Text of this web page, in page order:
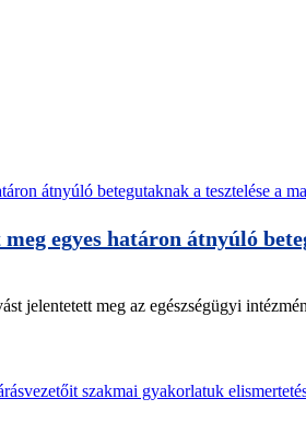
egyes határon átnyúló
jelentetett meg az egészségügyi